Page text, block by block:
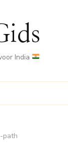
India
path